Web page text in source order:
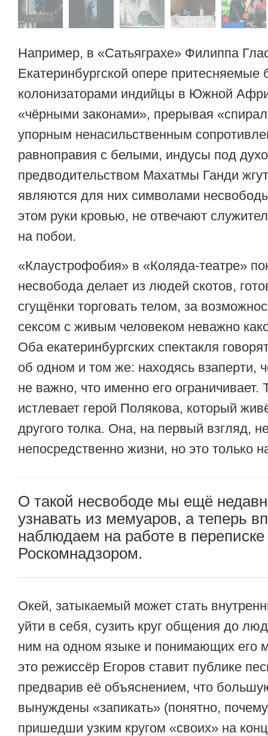
Например, в «Сатьяграхе» Филиппа
Екатеринбургской опере притесняемые
колонизаторами индийцы в Южной
«чёрными законами», прерывая
упорным ненасильственным
равноправия с белыми, индусы под
предводительством Махатмы Ганди
являются для них символами
этом руки кровью, не отвечают
на побои.
«Клаустрофобия» в «Коляда-театре»
несвобода делает из людей скотов,
сгущёнки торговать телом, за
сексом с живым человеком неважно
Оба екатеринбургских спектакля
об одном и том же: находясь взаперти,
не важно, что именно его
истлевает герой Полякова, который
другого толка. Она, на первый взгляд,
непосредственно жизни, но это только
О такой несвободе мы ещё
узнавать из мемуаров, а теперь
наблюдаем на работе в переписке
Роскомнадзором.
Окей, затыкаемый может стать
уйти в себя, сузить круг общения до
ним на одном языке и понимающих его
это режиссёр Егоров ставит публике
предварив её объяснением, что
вынуждены «запикать» (понятно,
пришедши узким кругом «своих» на